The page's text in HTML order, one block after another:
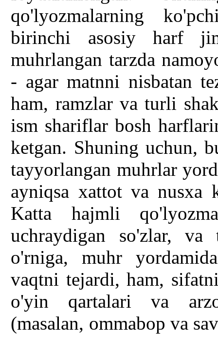
qo'lyozmalarning
birinchi asosiy harf
muhrlangan tarzda
- agar matnni nisbatan
ham, ramzlar va turli
ism shariflar bosh
ketgan. Shuning uchun,
tayyorlangan muhrlar
ayniqsa xattot va nusxa
Katta hajmli
uchraydigan so'zlar,
o'rniga, muhr
vaqtni tejardi, ham,
o'yin qartalari va
(masalan, ommabop va